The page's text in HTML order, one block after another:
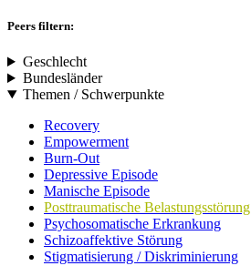
Peers filtern:
Geschlecht
Bundesländer
Themen / Schwerpunkte
Recovery
Empowerment
Burn-Out
Depressive Episode
Manische Episode
Posttraumatische Belastungsstörung
Psychosomatische Erkrankung
Schizoaffektive Störung
Stigmatisierung / Diskriminierung